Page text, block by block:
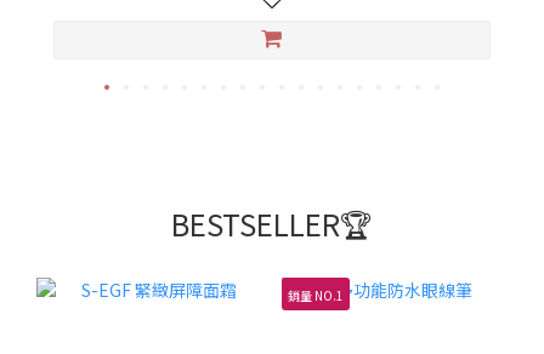
BESTSELLER🏆
銷量 NO.1